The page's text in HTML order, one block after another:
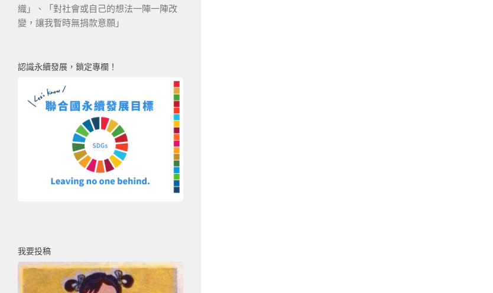
織」、「對社會或自己的想法一陣一陣改
變，讓我暫時無捐款意願」
認識永續發展，鎖定專欄！
我要投稿